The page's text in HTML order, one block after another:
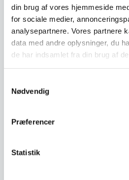
din brug af vores hjemmeside
for sociale medier,
analysepartnere. Vores partnere
data med andre oplysninger, du
de har indsamlet fra din brug af
Nødvendig
Præferencer
Statistik
Hylde 2600×300
1.995,00DKK
Hylde med 2 beslag